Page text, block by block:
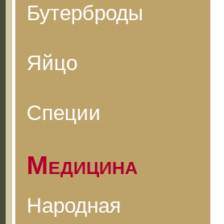
Бутерброды
Яйцо
Специи
Медицина
Народная